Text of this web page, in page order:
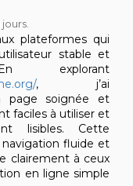
jours.
plateformes qui
stable et
explorant
, j’ai
page soignée et
faciles à utiliser et
lisibles. Cette
fluide et
clairement à ceux
en ligne simple